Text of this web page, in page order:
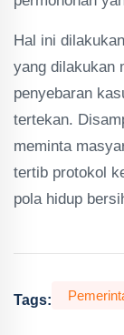
Hal ini
yang dilakukan
penyebaran
tertekan.
meminta
tertib protokol
pola hidup
Tags: